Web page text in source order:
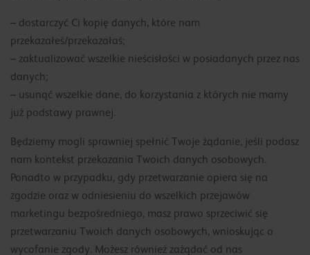
– dostarczyć Ci kopię danych, które nam
przekazałeś/przekazałaś;
– zaktualizować wszelkie nieścisłości w posiadanych przez nas
danych;
– usunąć wszelkie dane, do korzystania z których nie mamy
już podstawy prawnej.
Będziemy mogli sprawniej spełnić Twoje żądanie, jeśli podasz
nam kontekst przekazania Twoich danych osobowych.
Ponadto w przypadku, gdy przetwarzanie opiera się na
zgodzie oraz w odniesieniu do wszelkich przejawów
marketingu bezpośredniego, masz prawo sprzeciwić się
przetwarzaniu Twoich danych osobowych, wnioskując o
wycofanie zgody. Możesz również zażądać od nas